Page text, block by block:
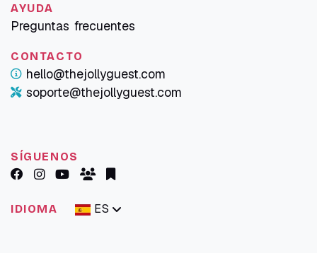
AYUDA
Preguntas frecuentes
CONTACTO
hello@thejollyguest.com
soporte@thejollyguest.com
SÍGUENOS
IDIOMA ES